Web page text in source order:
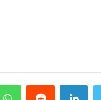
توییتر لینکدین‫رددیت